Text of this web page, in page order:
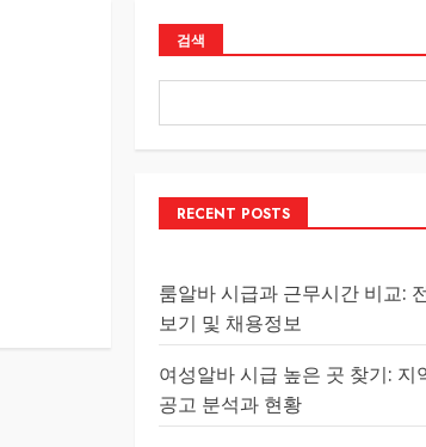
검색
RECENT POSTS
룸알바 시급과 근무시간 비교:
보기 및 채용정보
여성알바 시급 높은 곳 찾기: 지
공고 분석과 현황